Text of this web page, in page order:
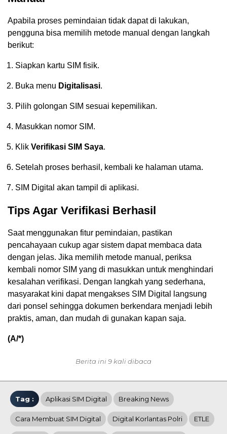
Apabila proses pemindaian tidak dapat di lakukan,
pengguna bisa memilih metode manual dengan langkah
berikut:
Siapkan kartu SIM fisik.
Buka menu Digitalisasi.
Pilih golongan SIM sesuai kepemilikan.
Masukkan nomor SIM.
Klik Verifikasi SIM Saya.
Setelah proses berhasil, kembali ke halaman utama.
SIM Digital akan tampil di aplikasi.
Tips Agar Verifikasi Berhasil
Saat menggunakan fitur pemindaian, pastikan
pencahayaan cukup agar sistem dapat membaca data
dengan jelas. Jika memilih metode manual, periksa
kembali nomor SIM yang di masukkan untuk menghindari
kesalahan verifikasi. Dengan langkah yang sederhana,
masyarakat kini dapat mengakses SIM Digital langsung
dari ponsel sehingga dokumen berkendara menjadi lebih
praktis, aman, dan mudah di gunakan kapan saja.
(A/*)
Berita ini 9 kali dibaca
Tag : Aplikasi SIM Digital Breaking News
Cara Membuat SIM Digital Digital Korlantas Polri ETLE